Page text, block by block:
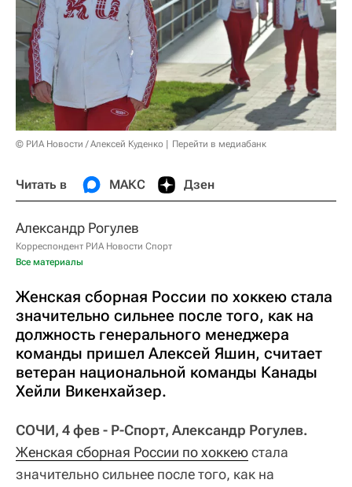
© РИА Новости / Алексей Куденко Перейти в медиабанк
Читать в МАКС Дзен
Александр Рогулев
Корреспондент РИА Новости Спорт
Все материалы
Женская сборная России по хоккею стала
значительно сильнее после того, как на
должность генерального менеджера
команды пришел Алексей Яшин, считает
ветеран национальной команды Канады
Хейли Викенхайзер.
СОЧИ, 4 фев - Р-Спорт, Александр Рогулев.
Женская сборная России по хоккеюстала
значительно сильнее после того, как на